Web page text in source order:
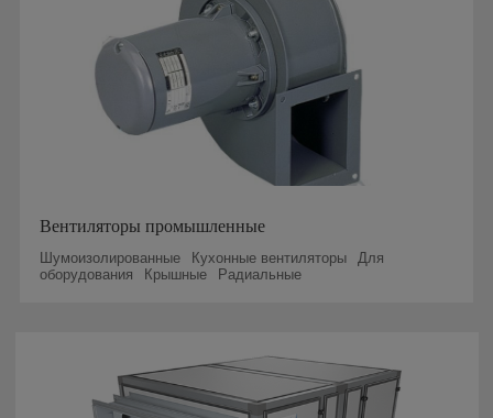
Вентиляторы промышленные
Шумоизолированные Кухонные вентиляторы
Для
оборудования
Крышные Радиальные